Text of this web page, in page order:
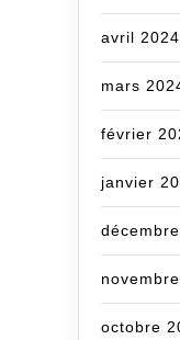
avril 2024
mars
février
janvier
octobre